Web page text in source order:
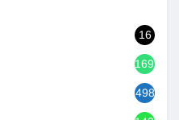
16
1692
498